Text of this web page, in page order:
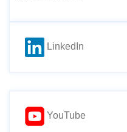
LinkedIn
YouTube